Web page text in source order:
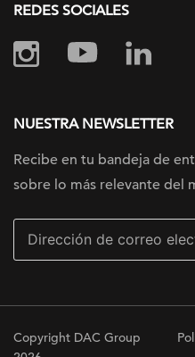
REDES SOCIALES
NUESTRA NEWSLETTER
Recibe en tu bandeja de
sobre lo más relevante del
Copyright DAC Group